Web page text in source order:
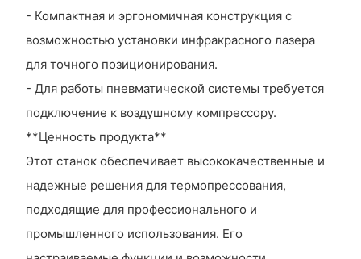
- Компактная и эргономичная конструкция с
возможностью установки инфракрасного лазера
для точного позиционирования.
- Для работы пневматической системы требуется
подключение к воздушному компрессору.
**Ценность продукта**
Этот станок обеспечивает высококачественные и
надежные решения для термопрессования,
подходящие для профессионального и
промышленного использования. Его